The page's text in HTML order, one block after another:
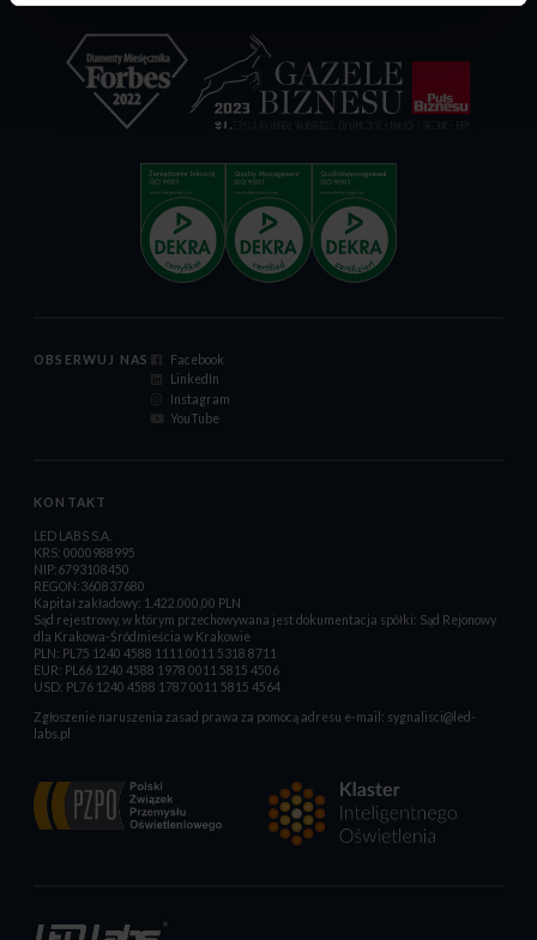
OBSERWUJ NAS
Facebook
LinkedIn
Instagram
YouTube
KONTAKT
LED LABS S.A.
KRS: 0000988995
NIP:6793108450
REGON:360837680
Kapitał zakładowy: 1.422.000,00 PLN
Sąd rejestrowy, w którym przechowywana jest dokumentacja spółki: Sąd Rejonowy
dla Krakowa-Śródmieścia w Krakowie
PLN: PL75 1240 4588 1111 0011 5318 8711
EUR: PL66 1240 4588 1978 0011 5815 4506
USD: PL76 1240 4588 1787 0011 5815 4564
Zgłoszenie naruszenia zasad prawa za pomocą adresu e-mail: sygnalisci@led-
labs.pl